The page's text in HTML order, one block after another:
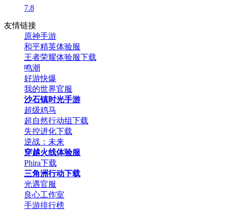
7.8
友情链接
原神手游
和平精英体验服
王者荣耀体验服下载
鸣潮
好游快爆
我的世界官服
沙石镇时光手游
超级鸡马
超自然行动组下载
失控进化下载
逆战：未来
穿越火线体验服
Phira下载
三角洲行动下载
光遇官服
良心工作室
手游排行榜